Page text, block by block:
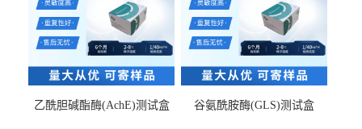
乙酰胆碱酯酶(AchE)测试盒 谷氨酰胺酶(GLS)测试盒